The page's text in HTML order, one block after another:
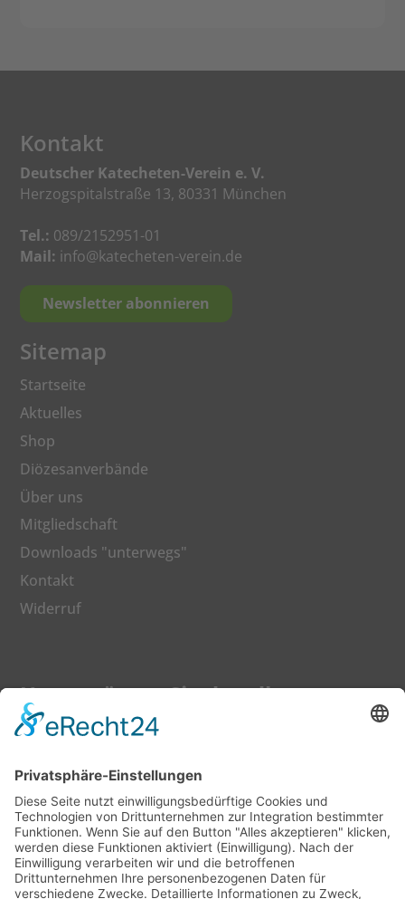
Unterstützen Sie den dkv
Gerne können Sie auch Ihren Beitrag zu einer
Jetzt Mitglied werden
Kontakt
Deutscher Katecheten-Verein e. V.
Herzogspitalstraße 13, 80331 München
Tel.: 089/2152951-01
Mail: info@katecheten-verein.de
Newsletter abonnieren
Sitemap
Startseite
Aktuelles
Shop
Diözesanverbände
Über uns
Mitgliedschaft
Downloads "unterwegs"
Kontakt
Widerruf
©2026Deutscher Katecheten-Verein e. V.